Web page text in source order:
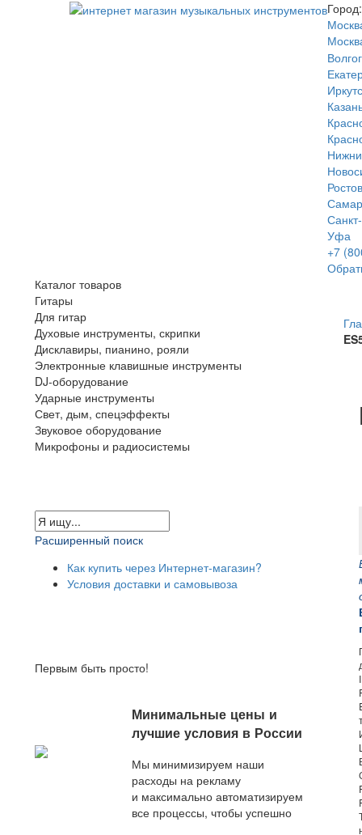
Город:
Уфа
+7
Каталог товаров
Гитары
Для гитар
Духовые инструменты, скрипки
Дисклавиры, пианино, рояли
Электронные клавишные инструменты
DJ-оборудование
Ударные инструменты
Свет, дым, спецэффекты
Звуковое оборудование
Микрофоны и радиосистемы
Расширенный поиск
Как купить через Интернет-магазин?
Условия доставки и самовывоза
Первым быть просто!
Минимальные цены и
лучшие условия в России
Мы минимизируем наши
расходы на рекламу
и максимально автоматизируем
все процессы, чтобы успешно